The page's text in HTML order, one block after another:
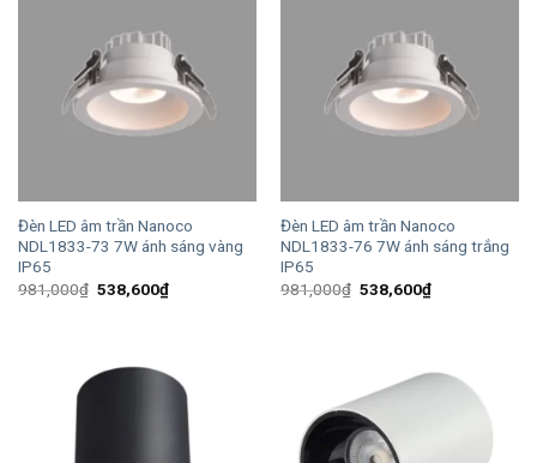
Đèn LED âm trần Nanoco
NDL1833-73 7W ánh sáng vàng
IP65
981,000₫ Giá
538,600₫Giá
hiện
Đèn LED âm trần Nanoco
NDL1833-76 7W ánh sáng trắng
IP65
981,000₫ Giá
538,600₫Giá
hiện